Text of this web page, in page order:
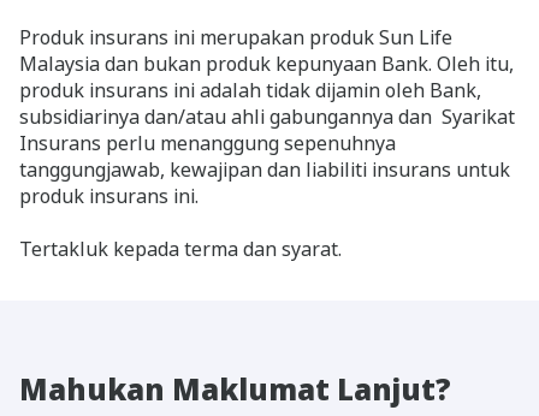
Produk insurans ini merupakan produk Sun Life
Malaysia dan bukan produk kepunyaan Bank. Oleh itu,
produk insurans ini adalah tidak dijamin oleh Bank,
subsidiarinya dan/atau ahli gabungannya dan Syarikat
Insurans perlu menanggung sepenuhnya
tanggungjawab, kewajipan dan liabiliti insurans untuk
produk insurans ini.
Tertakluk kepada terma dan syarat.
Mahukan Maklumat Lanjut?